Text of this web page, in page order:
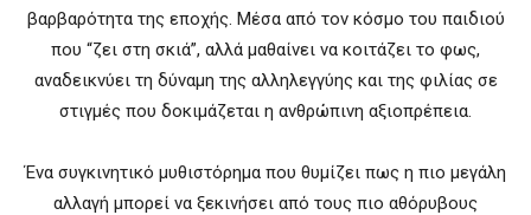
βαρβαρότητα της εποχής. Μέσα από τον κόσμο του παιδιού
που “ζει στη σκιά”, αλλά μαθαίνει να κοιτάζει το φως,
αναδεικνύει τη δύναμη της αλληλεγγύης και της φιλίας σε
στιγμές που δοκιμάζεται η ανθρώπινη αξιοπρέπεια.
Ένα συγκινητικό μυθιστόρημα που θυμίζει πως η πιο μεγάλη
αλλαγή μπορεί να ξεκινήσει από τους πιο αθόρυβους